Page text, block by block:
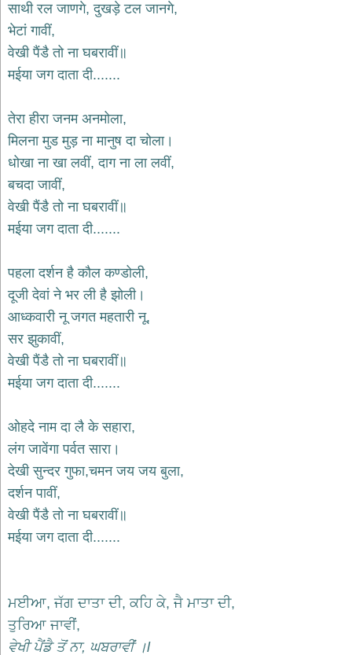
साईं
भजन
sai
bhajans
जैन
jain
bhajans
भजन
durga
bhajans
गणेश
भजन
राम
भजन
raam
गुरुदेव
भजन
gurudev
विविध
भजन
miscellaneous
bhajans
विष्णु
भजन
bhajans
नाथ
भजन
baba
nath
साथी रल जाणगे, दुखड़े टल जानगे,
भेटां गावीं,
वेखी पैंडै तो ना घबरावीं॥
मईया जग दाता दी.......
तेरा हीरा जनम अनमोला,
मिलना मुड मुड़ ना मानुष दा चोला।
धोखा ना खा लवीं, दाग ना ला लवीं,
बचदा जावीं,
वेखी पैंडै तो ना घबरावीं॥
मईया जग दाता दी.......
पहला दर्शन है कौल कण्डोली,
दूजी देवां ने भर ली है झोली।
आध्कवारी नू जगत महतारी नू,
सर झुकावीं,
वेखी पैंडै तो ना घबरावीं॥
मईया जग दाता दी.......
ओहदे नाम दा लै के सहारा,
लंग जावेंगा पर्वत सारा।
देखी सुन्दर गुफा,चमन जय जय बुला,
दर्शन पावीं,
वेखी पैंडै तो ना घबरावीं॥
मईया जग दाता दी.......
ਮਈਆ, ਜੱਗ ਦਾਤਾ ਦੀ, ਕਹਿ ਕੇ, ਜੈ ਮਾਤਾ ਦੀ,
ਤੁਰਿਆ ਜਾਵੀਂ,
ਵੇਖੀ ਪੈਂਡੈ ਤੋਂ ਨਾ, ਘਬਰਾਵੀਂ ।l